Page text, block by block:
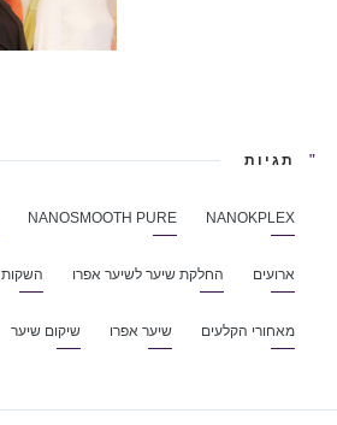
תגיות
NANOKPLEX
NANOSMOOTH PURE
ארועים החלקת שיער לשיער אפרו השקות
מאחורי הקלעים שיער אפרו שיקום שיער